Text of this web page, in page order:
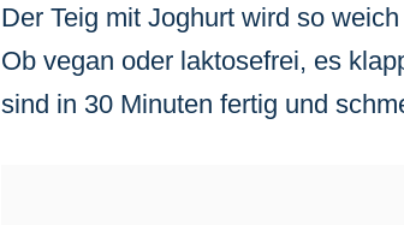
Der Teig mit Joghurt wird so
Ob vegan oder laktosefrei, es
sind in 30 Minuten fertig und